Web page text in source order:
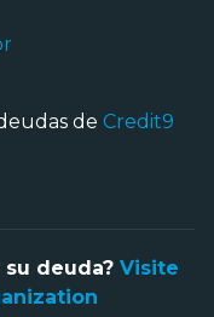
de Credit9
su deuda? Visite